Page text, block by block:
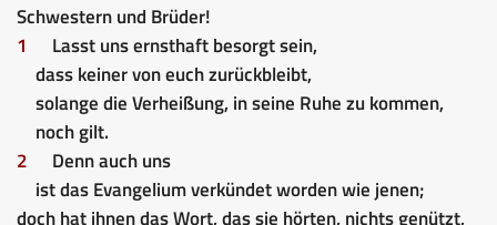
Schwestern und Brüder!
1
Lasst uns ernsthaft besorgt sein,
dass keiner von euch zurückbleibt,
solange die Verheißung, in seine Ruhe zu kommen,
noch gilt.
2
Denn auch uns
ist das Evangelium verkündet worden wie jenen;
doch hat ihnen das Wort, das sie hörten, nichts genützt,